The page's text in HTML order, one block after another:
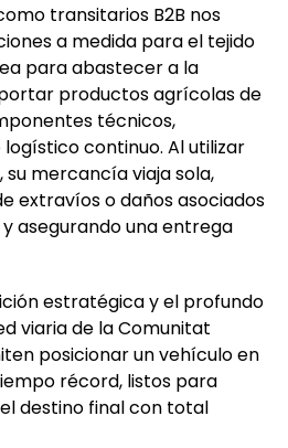
transitarios B2B nos
a medida para el tejido
para abastecer a la
productos agrícolas de
técnicos,
continuo. Al utilizar
mercancía viaja sola,
extravíos o daños asociados
asegurando una entrega
estratégica y el profundo
viaria de la Comunitat
posicionar un vehículo en
récord, listos para
destino final con total